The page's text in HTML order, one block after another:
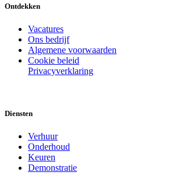
Ontdekken
Vacatures
Ons bedrijf
Algemene voorwaarden
Cookie beleid
Privacyverklaring
Diensten
Verhuur
Onderhoud
Keuren
Demonstratie